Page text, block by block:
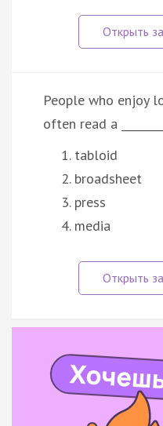
People who enjoy
often read a
tabloid
broadsheet
press
media